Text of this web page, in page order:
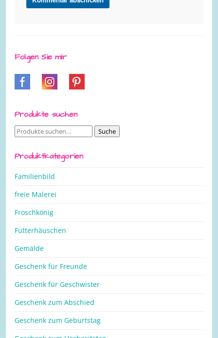
Folgen Sie mir
Produkte suchen
Suche
Suche
Produktkategorien
Familienbild
freie Malerei
Froschkönig
Futterhäuschen
Gemälde
Geschenk für Freunde
Geschenk für Geschwister
Geschenk zum Abschied
Geschenk zum Geburtstag